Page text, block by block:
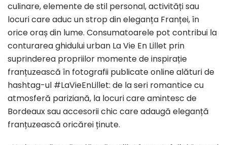
culinare, elemente de stil personal, activități sau
locuri care aduc un strop din eleganța Franței, în
orice oraș din lume. Consumatoarele pot contribui la
conturarea ghidului urban La Vie En Lillet prin
suprinderea propriilor momente de inspirație
franțuzească în fotografii publicate online alături de
hashtag-ul #LaVieEnLillet: de la seri romantice cu
atmosferă pariziană, la locuri care amintesc de
Bordeaux sau accesorii chic care adaugă eleganță
franțuzească oricărei ținute.